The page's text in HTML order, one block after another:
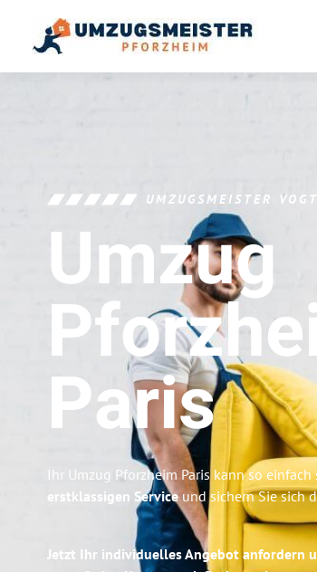
UMZUGSMEISTER VOGT
Umzug
Paris
Ihr Umzug Pforzheim Paris kann so
erstklassigen Serviceund sichern Sie sich
Jetzt Ihr individuelles Angebot anfordern